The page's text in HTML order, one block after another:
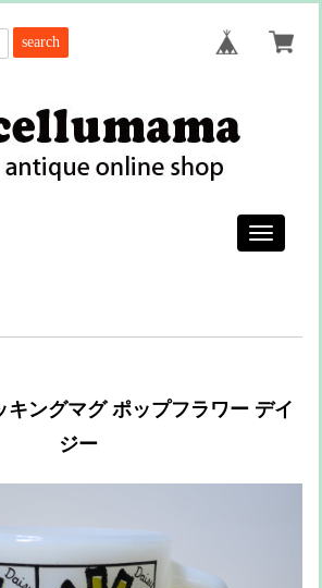
search
Toggle
ングマグ ポップフラワー デイ
ジー